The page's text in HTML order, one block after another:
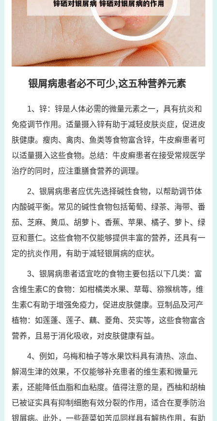
银屑病患者必不可少,这五种营养元素
1、锌：锌是人体必需的微量元素之一，具有抗炎和
免疫调节作用。适量摄入锌有助于减轻皮肤炎症，促进皮
肤健康。瘦肉、禽肉、鱼类等食物富含锌，牛皮癣患者可
以适量摄入这些食物。总结：牛皮癣患者在接受常规医学
治疗的同时，应注重膳食营养的调理。
2、银屑病患者应优先选择碱性食物，以帮助调节体
内酸碱平衡。常见的碱性食物包括葡萄、绿茶、海带、番
茄、芝麻、黄瓜、胡萝卜、香蕉、苹果、橘子、萝卜、绿
豆和薏仁。这些食物不仅能够提供丰富的营养，还具有一
定的抗炎作用，有助于减轻银屑病的症状。
3、银屑病患者适宜吃的食物主要包括以下几类：富
含维生素C的食物：如柑橘类水果、草莓、猕猴桃等，维
生素C有助于增强免疫力，促进皮肤健康。豆制品及河产
植物：如莲蓬、莲子、藕、菱角、芡实等，这些食物富含
营养，且易于消化吸收，对皮肤健康有益。
4、例如，乌梅和柚子等水果饮料具有清热、凉血、
解渴生津的效果，不仅能够补充患者的维生素和微量元
素，还能降低血脂和血粘度。值得注意的是，西柚和胡柚
已被证实具有抑制细胞有效分裂的作用，适合在夏季防治
银屑病。此外，一些蔬菜如苦瓜同样具有解热作用，有助